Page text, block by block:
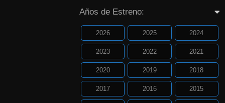
Años de Estreno:
2026 2025 2024
2023 2022 2021
2020 2019 2018
2017 2016 2015